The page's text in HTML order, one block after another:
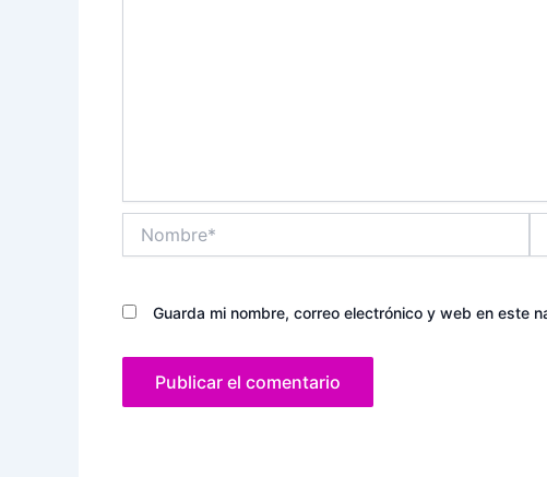
Guarda mi nombre, correo electrónico y web en este